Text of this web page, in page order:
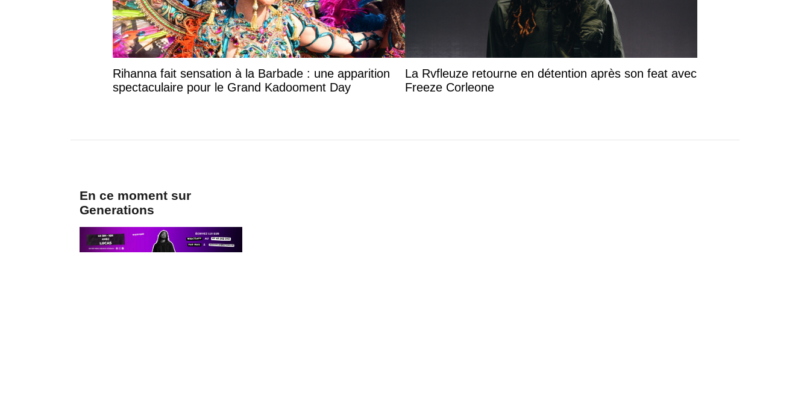
Rihanna fait sensation à la Barbade : une apparition
spectaculaire pour le Grand Kadooment Day
La Rvfleuze retourne en détention après son feat avec
Freeze Corleone
En ce moment sur
Generations